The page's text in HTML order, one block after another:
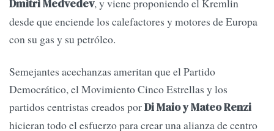
Dmitri Medvedev, y viene proponiendo el Kremlin
desde que enciende los calefactores y motores de Europa
con su gas y su petróleo.
Semejantes acechanzas ameritan que el Partido
Democrático, el Movimiento Cinco Estrellas y los
partidos centristas creados porDi Maio y Mateo Renzi
hicieran todo el esfuerzo para crear una alianza de centro